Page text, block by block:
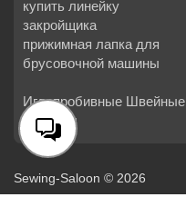
купить линейку
закройщика
прижимная лапка для
брусовочной машины
Иглопробивные Швейные
Машины
Sewing-Saloon © 2026